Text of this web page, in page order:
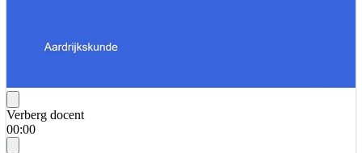
Verberg docent
00:00